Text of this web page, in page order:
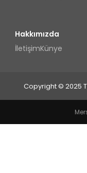
Hakkımızda
İletişimKünye
Copyright © 2025